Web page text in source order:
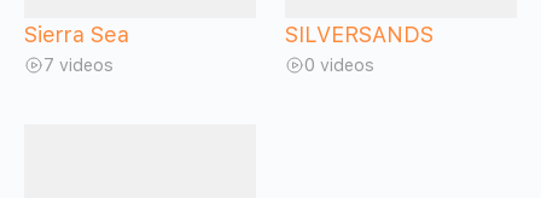
Sierra Sea
7 videos
SILVERSANDS
0 videos